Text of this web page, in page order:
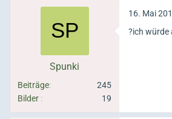
Spunki
Beiträge
245
Bilder
19
16. Mai
?ich würde